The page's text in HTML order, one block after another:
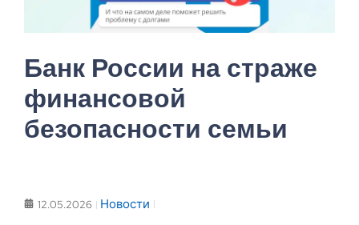
Банк России на страже
финансовой
безопасности семьи
12.05.2026 Новости